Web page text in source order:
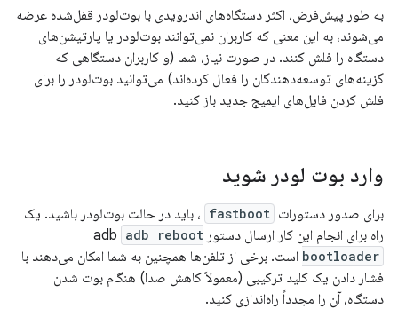
به طور پیش‌فرض، اکثر دستگاه‌های اندرویدی با بوت‌لودر قفل‌شده عرضه
می‌شوند، به این معنی که کاربران نمی‌توانند بوت‌لودر یا پارتیشن‌های
دستگاه را فلش کنند. در صورت نیاز، شما (و کاربران دستگاهی که
گزینه‌های توسعه‌دهندگان را فعال کرده‌اند) می‌توانید بوت‌لودر را برای
فلش کردن فایل‌های ایمیج جدید باز کنید.
وارد بوت لودر شوید
برای صدور دستورات fastboot ، باید در حالت بوت‌لودر باشید. یک
راه برای انجام این کار ارسال دستور adb adb reboot
bootloader است. برخی از تلفن‌ها همچنین به شما امکان می‌دهند با
فشار دادن یک کلید ترکیبی (معمولاً کاهش صدا) هنگام بوت شدن
دستگاه، آن را مجدداً راه‌اندازی کنید.